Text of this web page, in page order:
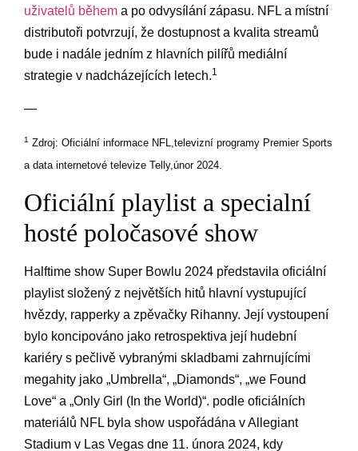
uživatelů během ​a po odvysílání zápasu. NFL a‌ místní
distributoři potvrzují, ‍že dostupnost ⁤a kvalita streamů
bude i⁤ nadále ⁢jedním z hlavních pilířů mediální
strategie ⁢v nadcházejících letech.1
—
1 Zdroj:​ Oficiální informace NFL,televizní programy ‍Premier Sports
⁢a data ​internetové ⁣televize Telly,únor 2024.
Oficiální playlist a specialní
hosté poločasové show
Halftime show Super ⁣Bowlu 2024 představila oficiální
playlist složený z největších ‌hitů ‍hlavní vystupující
hvězdy, rapperky a zpěvačky⁢ Rihanny. Její vystoupení
bylo koncipováno jako retrospektiva její hudební‌
kariéry s pečlivě vybranými​ skladbami zahrnujícími
megahity⁤ jako „Umbrella“, „Diamonds“, „we Found
Love“ a „Only Girl (In ​the World)“. podle oficiálních
materiálů‍ NFL byla show⁣ uspořádána v Allegiant
Stadium v Las ⁢Vegas dne 11. února ⁤2024,⁣ kdy